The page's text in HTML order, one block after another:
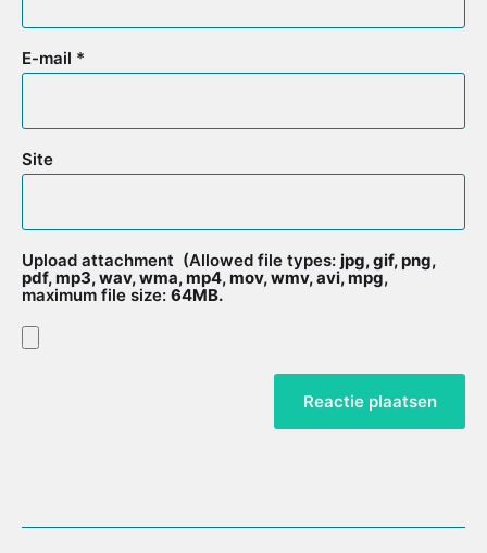
E-mail *
Site
Upload attachment (Allowed file types: jpg, gif, png,
pdf, mp3, wav, wma, mp4, mov, wmv, avi, mpg,
maximum file size: 64MB.